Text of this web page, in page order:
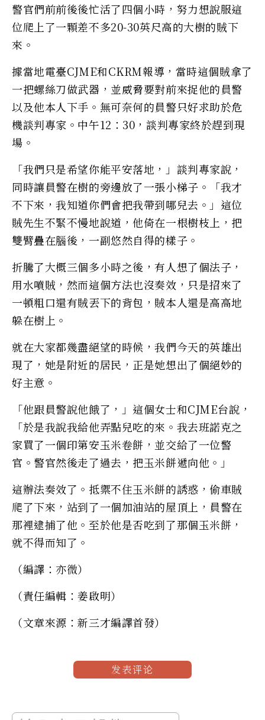
警官們前前後後忙活了四個小時，努力想說服這
位爬上了一顆差不多20-30英尺高的大樹的賊下
來。
據當地電臺CJME和CKRM報導，當時這個賊拿了
一把螺絲刀做武器，並威脅要對前來捉他的員警
以及他本人下手。無可奈何的員警只好求助於危
機談判專家。中午12：30，談判專家終於趕到現
場。
「我們只是希望你能平安落地，」談判專家說，
同時讓員警在樹的旁邊放了一張小梯子。「我才
不下來，我知道你們會把我帶到哪兒去。」這位
賊先生不緊不慢地說道，他倚在一根樹枝上，把
雙臂疊在腦後，一副悠然自得的樣子。
折騰了大概三個多小時之後，有人想了個法子，
用水噴賊，然而這個方法也沒奏效，只是招來了
一頓粗口還有賊丟下的背包，賊本人還是高高地
躲在樹上。
就在大家都幾盡絕望的時候，我們今天的英雄出
現了，她是附近的居民，正是她想出了個絕妙的
好主意。
「他跟員警說他餓了，」這個女士和CJME台說，
「於是我說我給他弄點兒吃的來。我去班諾克之
家買了一個印第安玉米卷餅，並交給了一位警
官。警官然後走了過去，把玉米餅遞向他。」
這辦法奏效了。抵禦不住玉米餅的誘惑，偷車賊
爬了下來，站到了一個加油站的屋頂上，員警在
那裡逮捕了他。至於他是否吃到了那個玉米餅，
就不得而知了。
（編譯：亦微）
（責任編輯：姜啟明）
（文章來源：新三才編譯首發）
发表评论